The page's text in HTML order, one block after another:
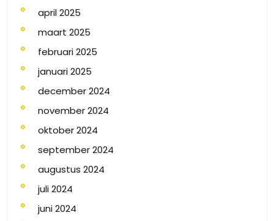
april 2025
maart 2025
februari 2025
januari 2025
december 2024
november 2024
oktober 2024
september 2024
augustus 2024
juli 2024
juni 2024